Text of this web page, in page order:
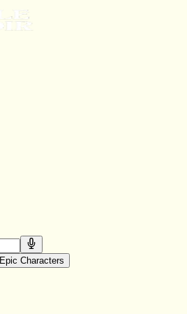
Epic Characters